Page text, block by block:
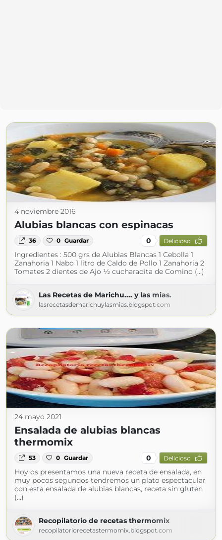
4 noviembre 2016
Alubias blancas con espinacas
36 0 Guardar 0 Delicioso
Ingredientes : 500 grs de Alubias Blancas 1 Cebolla 1
Zanahoria 1 Nabo 1 litro de Caldo de Pollo 1 Zanahoria 2
Tomates 2 dientes de Ajo ½ cucharadita de Comino (...)
Las Recetas de Marichu.... y las mias.
lasrecetasdemarichuylasmias.blogspot.com
24 mayo 2021
Ensalada de alubias blancas
thermomix
53 0 Guardar 0 Delicioso
Hoy os presentamos una nueva receta de ensalada, en
muy pocos segundos tendremos un plato espectacular
con esta ensalada de alubias blancas, receta sin gluten
(...)
Recopilatorio de recetas thermomix
recopilatoriorecetastermomix.blogspot.com